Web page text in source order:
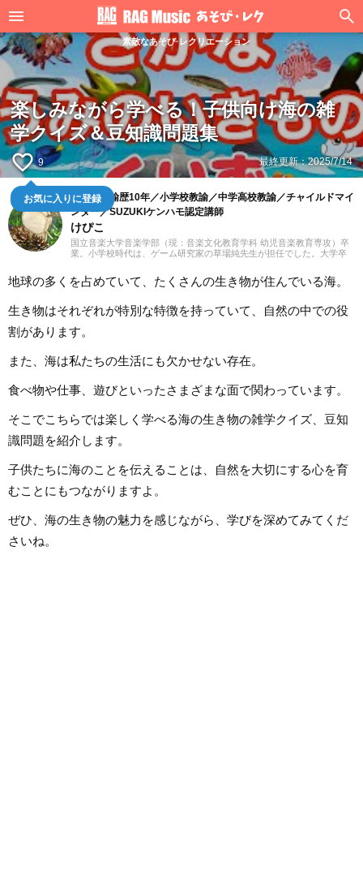
素敵なあそび·レクリエーション
楽しみながら学べる！子供向け海の雑
学クイズ＆豆知識問題集
favorite_border 9
お気に入りに登録
最終更新：2025/7/14
幼稚園教諭歴10年／小学校教諭／中学高校教諭／チャイルドマイ
ンダー／SUZUKIケンハモ認定講師
けぴこ
国立音楽大学音楽学部（現：音楽文化教育学科 幼児音楽教育専攻）卒
業。小学校時代は、ゲーム研究家の草場純先生が担任でした。大学卒
後、シンガポールのインターナショナルスクールで音楽教諭として赴
任。音楽教育だけでなく、日本文化や伝承遊び、レクリエーションな
の後、小学館にてフリーランスライター、企画、編集の仕事を通して
楽しい大人との出会いもへて、伝えることの楽しさを経験。教育現場
で培った視点と編集者としての経験を活かし、インプットとアウトプ
ットを大切に音楽や子供に関わる分野を中心に実践に役立つ情報をお
そび、アウトドア、本、工作、クラフト。特技はコマ技。
地球の多くを占めていて、たくさんの生き物が住んでいる海。
生き物はそれぞれが特別な特徴を持っていて、自然の中での役
割があります。
また、海は私たちの生活にも欠かせない存在。
食べ物や仕事、遊びといったさまざまな面で関わっています。
そこでこちらでは楽しく学べる海の生き物の雑学クイズ、豆知
識問題を紹介します。
子供たちに海のことを伝えることは、自然を大切にする心を育
むことにもつながりますよ。
ぜひ、海の生き物の魅力を感じながら、学びを深めてみてくだ
さいね。